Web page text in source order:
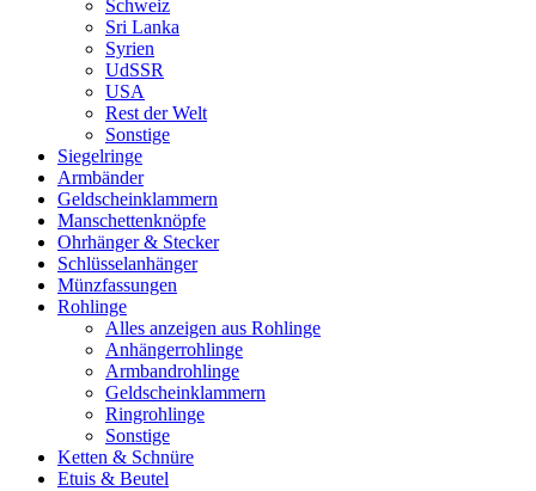
Schweiz
Sri Lanka
Syrien
UdSSR
USA
Rest der Welt
Sonstige
Siegelringe
Armbänder
Geldscheinklammern
Manschettenknöpfe
Ohrhänger & Stecker
Schlüsselanhänger
Münzfassungen
Rohlinge
Alles anzeigen aus Rohlinge
Anhängerrohlinge
Armbandrohlinge
Geldscheinklammern
Ringrohlinge
Sonstige
Ketten & Schnüre
Etuis & Beutel